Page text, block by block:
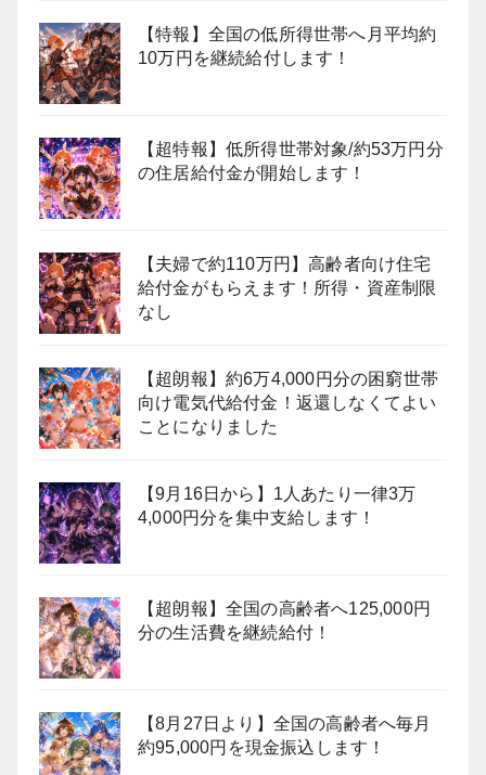
【特報】全国の低所得世帯へ月平均約
10万円を継続給付します！
【超特報】低所得世帯対象/約53万円分
の住居給付金が開始します！
【夫婦で約110万円】高齢者向け住宅
給付金がもらえます！所得・資産制限
なし
【超朗報】約6万4,000円分の困窮世帯
向け電気代給付金！返還しなくてよい
ことになりました
【9月16日から】1人あたり一律3万
4,000円分を集中支給します！
【超朗報】全国の高齢者へ125,000円
分の生活費を継続給付！
【8月27日より】全国の高齢者へ毎月
約95,000円を現金振込します！